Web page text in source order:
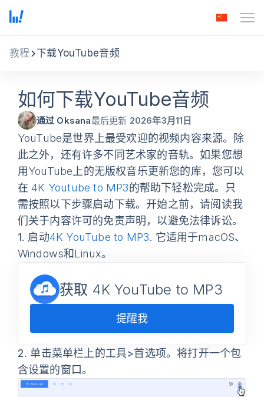
教程 下载YouTube音频
如何下载YouTube音频
通过 Oksana最后更新 2026年3月11日
YouTube是世界上最受欢迎的视频内容来源。除
此之外，还有许多不同艺术家的音轨。如果您想
用YouTube上的无版权音乐更新您的库，您可以
在4K Youtube to MP3的帮助下轻松完成。只
需按照以下步骤启动下载。开始之前，请阅读我
们关于内容许可的免责声明，以避免法律诉讼。
1. 启动4K YouTube to MP3. 它适用于macOS、
Windows和Linux。
获取 4K YouTube to MP3
提醒我
2. 单击菜单栏上的工具>首选项。将打开一个包
含设置的窗口。